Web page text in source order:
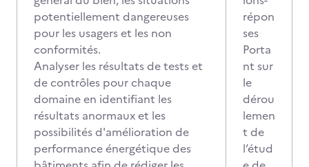
potentiellement dangereuses
pour les usagers et les non
conformités.
Analyser les résultats de tests et
de contrôles pour chaque
domaine en identifiant les
résultats anormaux et les
possibilités d'amélioration de
performance énergétique des
répon
ses
Porta
nt sur
le
dérou
lemen
t de
l’étud